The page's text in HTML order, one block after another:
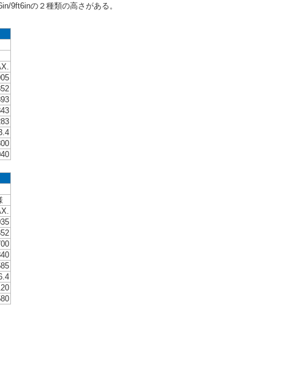
9ft6inの２種類の高さがある。